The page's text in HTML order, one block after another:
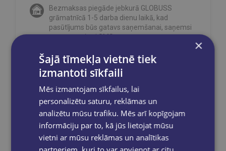
Bezmaksas piegāde jebkurā GLOBUSS
grāmatnīcā 1-5 darba dienu laikā, kad
pasūtījums būs gatavs saņemšanai, saņemsi
e-pastu un/ vai SMS.
Dalies sociālajos tīklos:
×
Šajā tīmekļa vietnē tiek
izmantoti sīkfaili
Mēs izmantojam sīkfailus, lai
personalizētu saturu, reklāmas un
analizētu mūsu trafiku. Mēs arī kopīgojam
informāciju par to, kā jūs lietojat mūsu
vietni ar mūsu reklāmas un analītikas